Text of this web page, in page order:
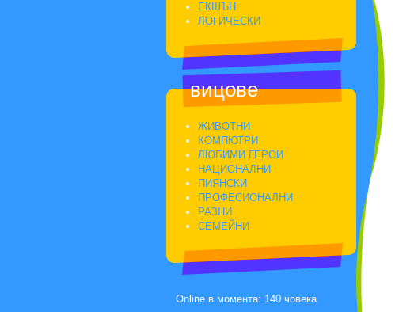
ЕКШЪН
ЛОГИЧЕСКИ
вицове
ЖИВОТНИ
КОМПЮТРИ
ЛЮБИМИ ГЕРОИ
НАЦИОНАЛНИ
ПИЯНСКИ
ПРОФЕСИОНАЛНИ
РАЗНИ
СЕМЕЙНИ
Online в момента: 140 човека